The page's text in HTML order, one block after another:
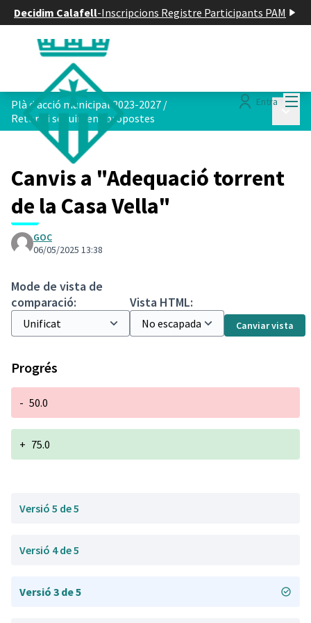
Decidim Calafell-Inscripcions Registre Participants PAM
Entra
Plà d acció municipal 2023-2027 /
Retorn i seguiment propostes
Canvis a "Adequació torrent
de la Casa Vella"
GOC
06/05/2025 13:38
Mode de vista de
comparació:
Vista HTML:
Canviar vista
Progrés
- 50.0
+ 75.0
Versió 5 de 5
Versió 4 de 5
Versió 3 de 5